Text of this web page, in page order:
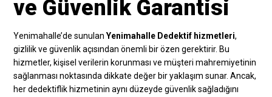
ve Güvenlik Garantisi
Yenimahalle’de sunulanYenimahalle Dedektif hizmetleri,
gizlilik ve güvenlik açısından önemli bir özen gerektirir. Bu
hizmetler, kişisel verilerin korunması ve müşteri mahremiyetinin
sağlanması noktasında dikkate değer bir yaklaşım sunar. Ancak,
her dedektiflik hizmetinin aynı düzeyde güvenlik sağladığını